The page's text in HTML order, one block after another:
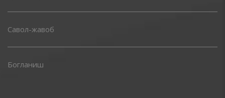
Савол-жавоб
Богланиш